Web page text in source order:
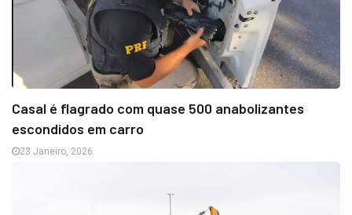
Casal é flagrado com quase 500 anabolizantes
escondidos em carro
23 Janeiro, 2026